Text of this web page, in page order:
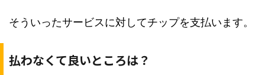
そういったサービスに対してチップを支払います。
払わなくて良いところは？